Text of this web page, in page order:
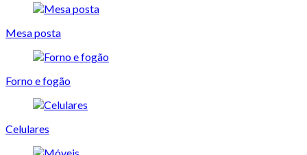
Mesa posta
Forno e fogão
Celulares